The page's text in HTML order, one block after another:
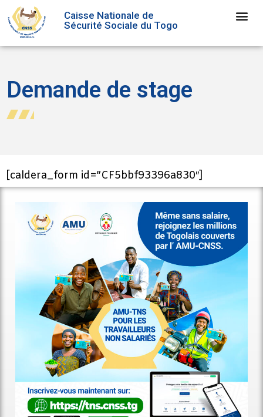
Caisse Nationale de
Sécurité Sociale du Togo
Demande de stage
[caldera_form id=”CF5bbf93396a830″]